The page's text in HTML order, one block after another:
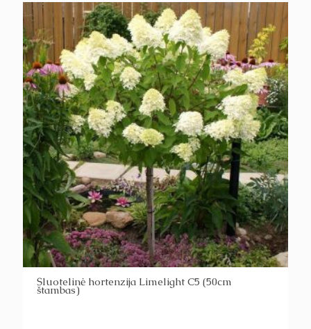
Šluotelinė hortenzija Limelight C5 (50cm
štambas)